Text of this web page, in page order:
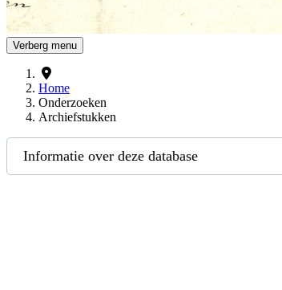
Verberg menu
Home
Onderzoeken
Archiefstukken
Informatie over deze database